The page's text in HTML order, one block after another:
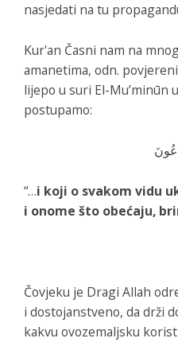
nasjedati na tu
Kur'an Časni nam na
amanetima, odn.
lijepo u suri El-Muʼminūn
postupamo:
“…i koji o svakom vidu
i onome što obećaju,
Čovjeku je Dragi Allah
i dostojanstveno, da drži
kakvu ovozemaljsku